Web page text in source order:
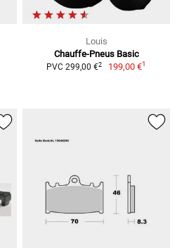
Louis
Chauffe-Pneus Basic
PVC 299,00 €2 199,00 €1